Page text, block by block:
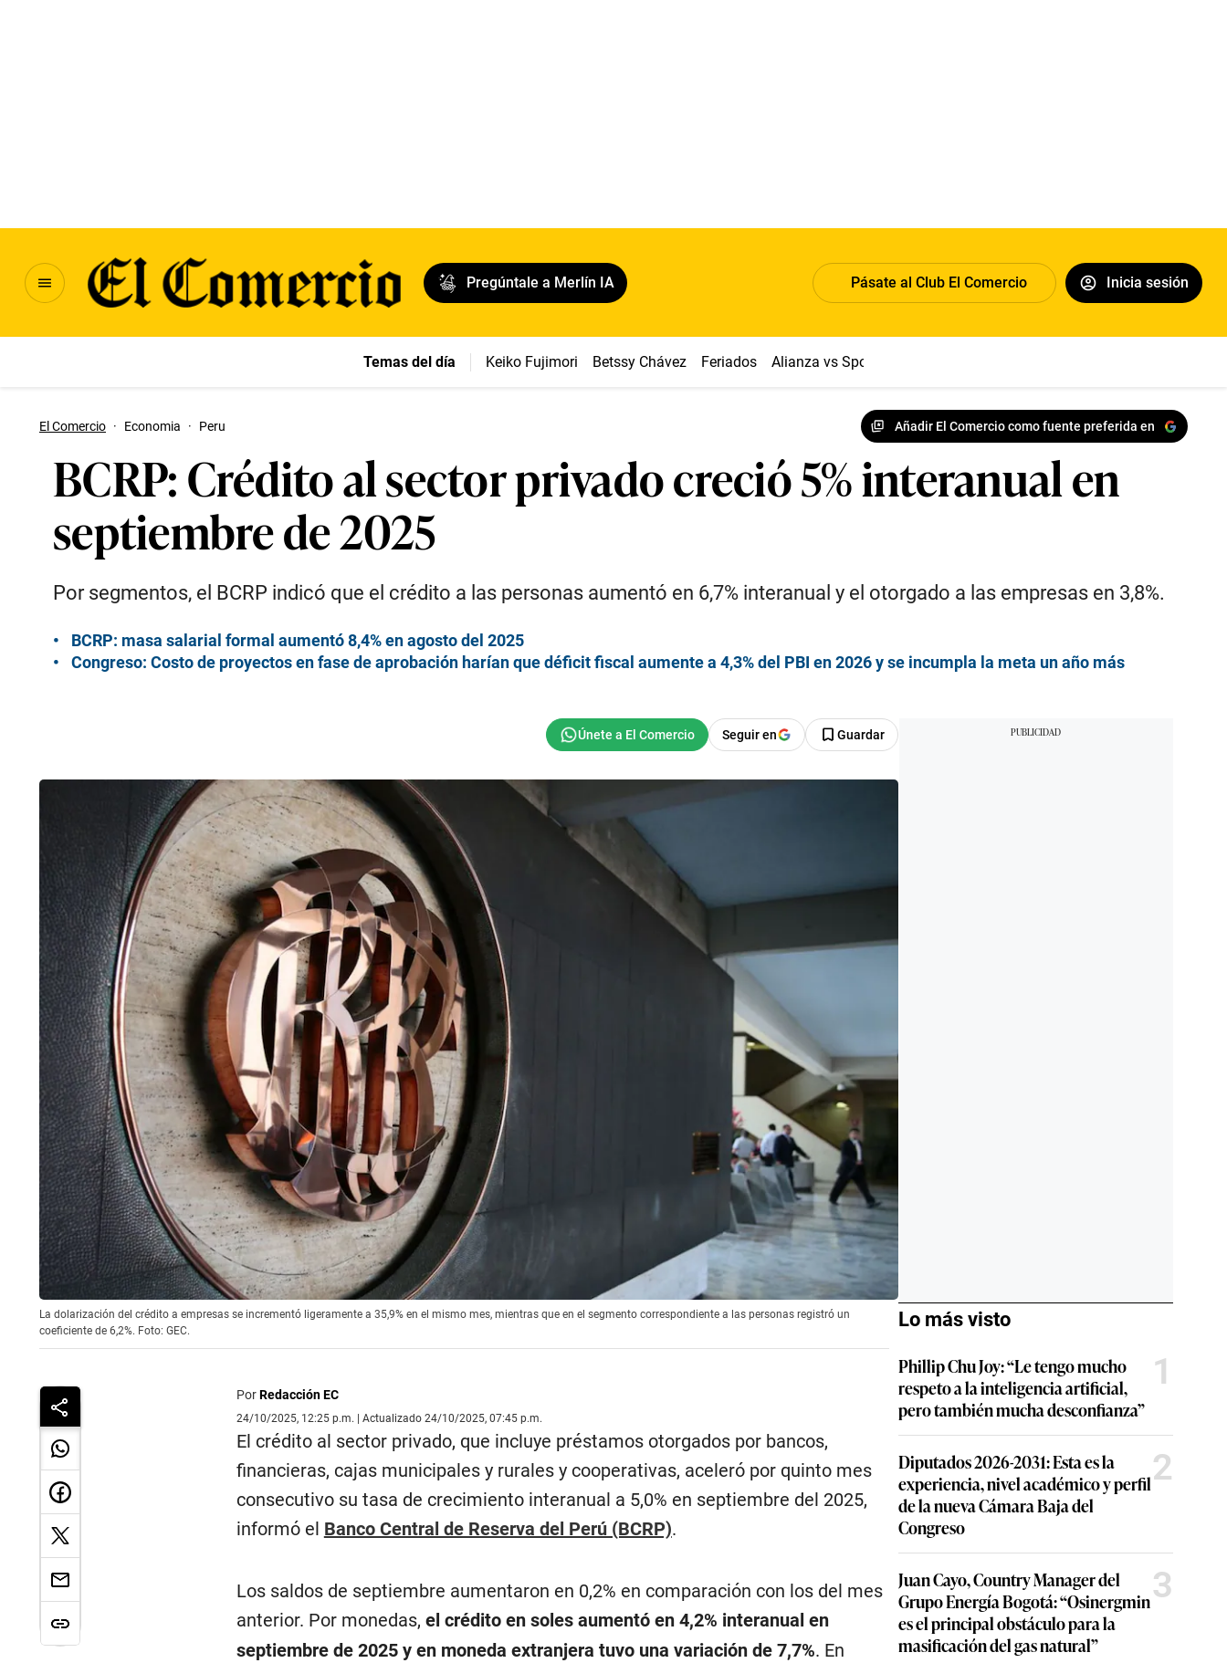
Pregúntale a Merlín IA Pásate al Club El Comercio Inicia sesión
Temas del día Keiko Fujimori Betssy Chávez Feriados Alianza vs Sport Boys
El Comercio · Economia · Peru Añadir El Comercio como fuente preferida en
BCRP: Crédito al sector privado creció 5% interanual en
septiembre de 2025
Por segmentos, el BCRP indicó que el crédito a las personas aumentó en 6,7% interanual y el otorgado a las empresas en 3,8%.
BCRP: masa salarial formal aumentó 8,4% en agosto del 2025
Congreso: Costo de proyectos en fase de aprobación harían que déficit fiscal aumente a 4,3% del PBI en 2026 y se incumpla la meta un año más
Seguir en Guardar
La dolarización del crédito a empresas se incrementó ligeramente a 35,9% en el mismo mes, mientras que en el segmento correspondiente a las personas registró un
coeficiente de 6,2%. Foto: GEC.
PorRedacción EC
24/10/2025, 12:25 p.m. | Actualizado 24/10/2025, 07:45 p.m.
El crédito al sector privado, que incluye préstamos otorgados por bancos,
financieras, cajas municipales y rurales y cooperativas, aceleró por quinto mes
consecutivo su tasa de crecimiento interanual a 5,0% en septiembre del 2025,
informó el Banco Central de Reserva del Perú (BCRP).
Los saldos de septiembre aumentaron en 0,2% en comparación con los del mes
anterior. Por monedas, el crédito en soles aumentó en 4,2% interanual en
septiembre de 2025 y en moneda extranjera tuvo una variación de 7,7%. En
Lo más visto
Phillip Chu Joy: “Le tengo mucho
respeto a la inteligencia artificial,
pero también mucha desconfianza”
1
Diputados 2026-2031: Esta es la
experiencia, nivel académico y perfil
de la nueva Cámara Baja del
Congreso
2
Juan Cayo, Country Manager del
Grupo Energía Bogotá: “Osinergmin
es el principal obstáculo para la
masificación del gas natural”
3